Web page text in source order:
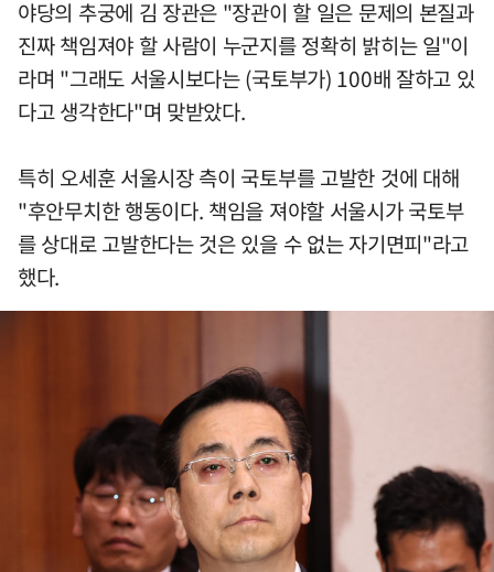
야당의 추궁에 김 장관은 "장관이 할 일은 문제의 본질과
진짜 책임져야 할 사람이 누군지를 정확히 밝히는 일"이
라며 "그래도 서울시보다는 (국토부가) 100배 잘하고 있
다고 생각한다"며 맞받았다.
특히 오세훈 서울시장 측이 국토부를 고발한 것에 대해
"후안무치한 행동이다. 책임을 져야할 서울시가 국토부
를 상대로 고발한다는 것은 있을 수 없는 자기면피"라고
했다.